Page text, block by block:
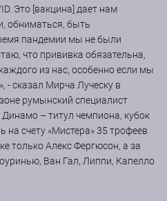
Это [вакцина] дает нам
обниматься, быть
пандемии мы не были
что прививка обязательна,
из нас, особенно если мы
- сказал Мирча Луческу в
румынский специалист
– титул чемпиона, кубок
на счету «Мистера» 35 трофеев
только Алекс Фергюсон, а за
Ван Гал, Липпи, Капелло